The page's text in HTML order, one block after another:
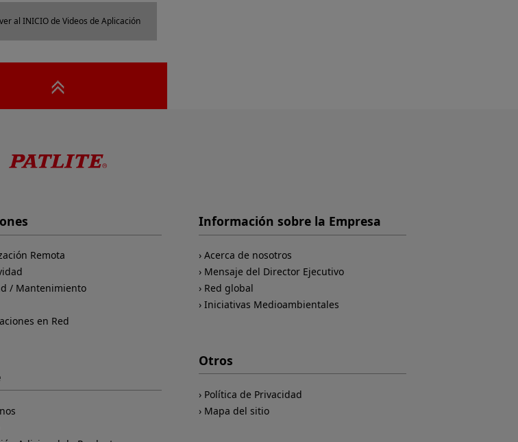
al INICIO de Videos de Aplicación
Remota
/ Mantenimiento
en Red
Información sobre la Empresa
Acerca de nosotros
Mensaje del Director Ejecutivo
Red global
Iniciativas Medioambientales
Otros
Política de Privacidad
Mapa del sitio